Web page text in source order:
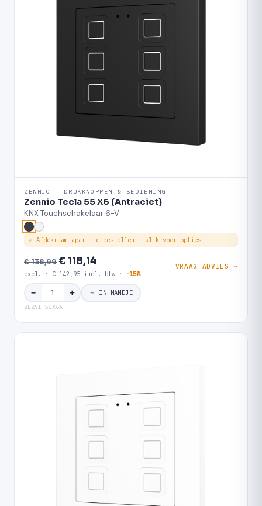
ZENNIO · DRUKKNOPPEN & BEDIENING
Zennio Tecla 55 X6 (Antraciet)
KNX Touchschakelaar 6-V
⚠ Afdekraam apart te bestellen — klik voor opties
€ 138,99€ 118,14
excl. · € 142,95 incl. btw · -15%
VRAAG ADVIES →
− ＋ ＋ IN MANDJE
ZEZVIT55X6A